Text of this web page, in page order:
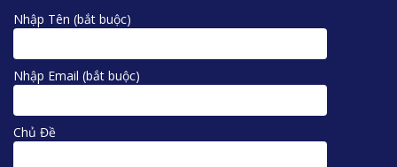
Nhập Tên (bắt buộc)
Nhập Email (bắt buộc)
Chủ Đề